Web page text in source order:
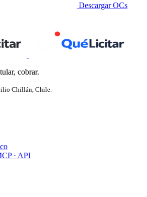
Descargar OCs
cobrar.
Chillán, Chile.
· API